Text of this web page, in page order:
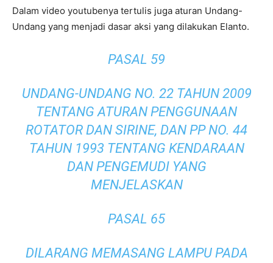
Dalam video youtubenya tertulis juga aturan Undang-
Undang yang menjadi dasar aksi yang dilakukan Elanto.
PASAL 59
UNDANG-UNDANG NO. 22 TAHUN 2009
TENTANG ATURAN PENGGUNAAN
ROTATOR DAN SIRINE, DAN PP NO. 44
TAHUN 1993 TENTANG KENDARAAN
DAN PENGEMUDI YANG
MENJELASKAN
PASAL 65
DILARANG MEMASANG LAMPU PADA